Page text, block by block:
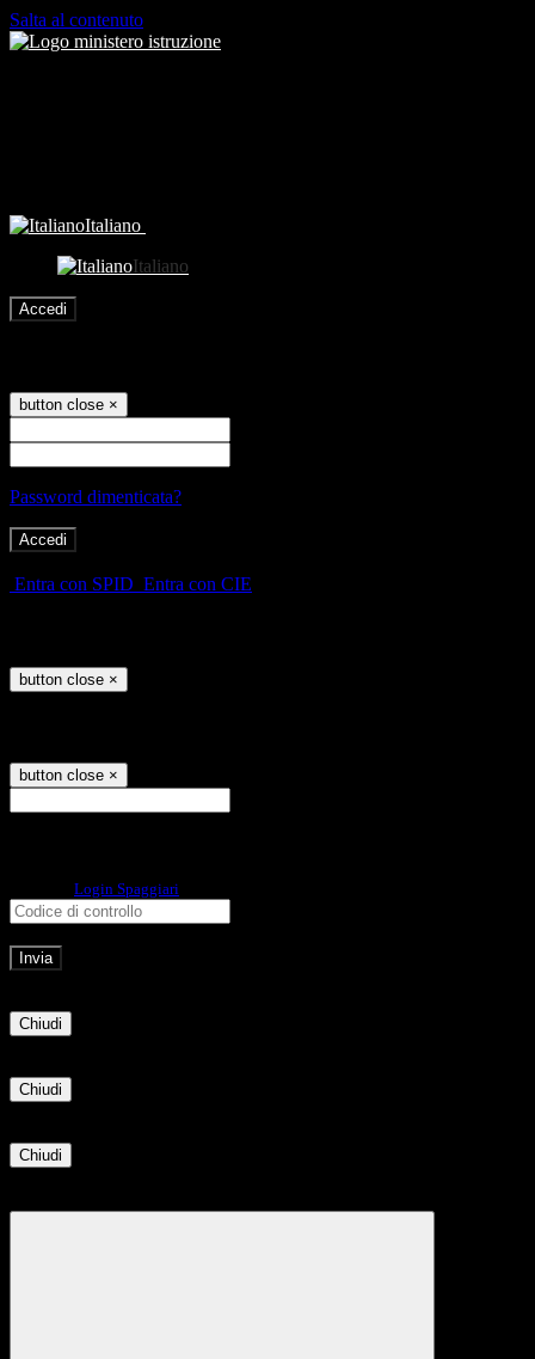
Salta al contenuto
Italiano
Italiano
Accedi
button close ×
Password dimenticata?
Entra con SPID Entra con CIE
button close ×
button close ×
Login Spaggiari
Chiudi
Chiudi
Chiudi